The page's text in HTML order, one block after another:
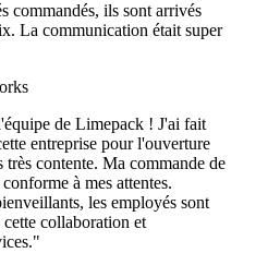
commandés, ils sont arrivés
La communication était super
de Limepack ! J'ai fait
entreprise pour l'ouverture
très contente. Ma commande de
à mes attentes.
les employés sont
cette collaboration et